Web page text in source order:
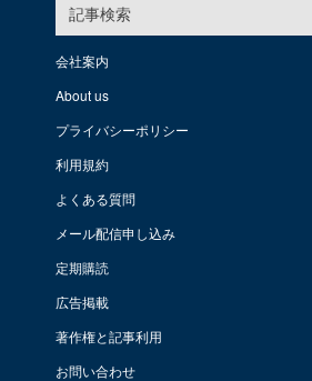
記事検索
会社案内
About us
プライバシーポリシー
利用規約
よくある質問
メール配信申し込み
定期購読
広告掲載
著作権と記事利用
お問い合わせ